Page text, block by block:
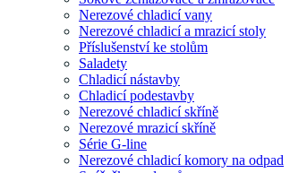
Nerezové chladicí vany
Nerezové chladicí a mrazicí stoly
Příslušenství ke stolům
Saladety
Chladicí nástavby
Chladicí podestavby
Nerezové chladicí skříně
Nerezové mrazicí skříně
Série G-line
Nerezové chladicí komory na odpad